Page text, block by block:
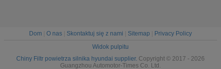
Dom O nas Skontaktuj się z nami Sitemap
Privacy Policy
Widok pulpitu
Chiny Filtr powietrza silnika hyundai supplier. Copyright © 2017 - 2026
Guangzhou Automotor-Times Co. Ltd.